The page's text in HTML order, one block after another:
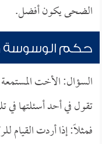
الضحى يكون أفضل.
حكم الوسوسة
السؤال: الأخت
تقول في أحد أسئلتها في
فمثلاً: إذا أردت القيام